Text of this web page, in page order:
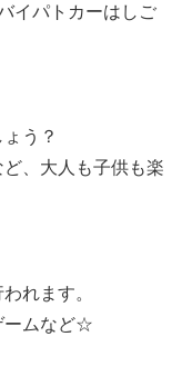
イパトカーはしご
う？
、大人も子供も楽
れます。
ームなど☆